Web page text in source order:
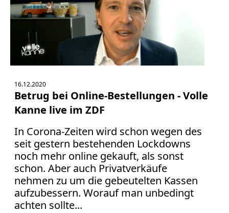
16.12.2020
Betrug bei Online-Bestellungen - Volle
Kanne live im ZDF
In Corona-Zeiten wird schon wegen des
seit gestern bestehenden Lockdowns
noch mehr online gekauft, als sonst
schon. Aber auch Privatverkäufe
nehmen zu um die gebeutelten Kassen
aufzubessern. Worauf man unbedingt
achten sollte...